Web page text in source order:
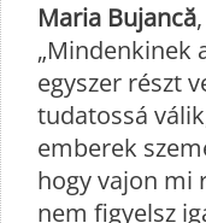
Maria Bujancă
„Mindenkinek
egyszer részt
tudatossá
emberek
hogy vajon mi
nem figyelsz